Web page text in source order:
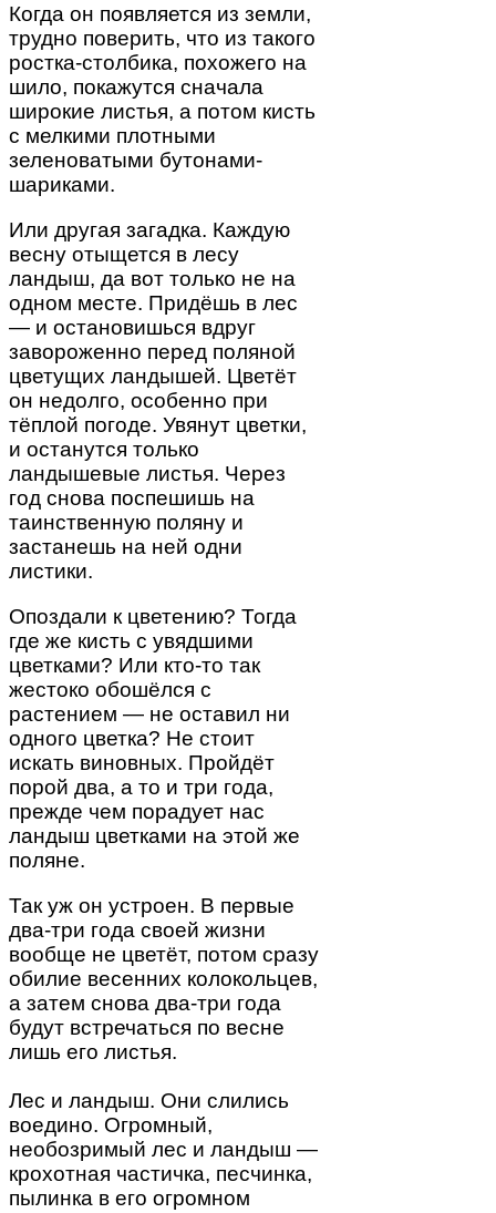
Когда он появляется из земли,
трудно поверить, что из такого
ростка-столбика, похожего на
шило, покажутся сначала
широкие листья, а потом кисть
с мелкими плотными
зеленоватыми бутонами-
шариками.
Или другая загадка. Каждую
весну отыщется в лесу
ландыш, да вот только не на
одном месте. Придёшь в лес
— и остановишься вдруг
завороженно перед поляной
цветущих ландышей. Цветёт
он недолго, особенно при
тёплой погоде. Увянут цветки,
и останутся только
ландышевые листья. Через
год снова поспешишь на
таинственную поляну и
застанешь на ней одни
листики.
Опоздали к цветению? Тогда
где же кисть с увядшими
цветками? Или кто-то так
жестоко обошёлся с
растением — не оставил ни
одного цветка? Не стоит
искать виновных. Пройдёт
порой два, а то и три года,
прежде чем порадует нас
ландыш цветками на этой же
поляне.
Так уж он устроен. В первые
два-три года своей жизни
вообще не цветёт, потом сразу
обилие весенних колокольцев,
а затем снова два-три года
будут встречаться по весне
лишь его листья.
Лес и ландыш. Они слились
воедино. Огромный,
необозримый лес и ландыш —
крохотная частичка, песчинка,
пылинка в его огромном